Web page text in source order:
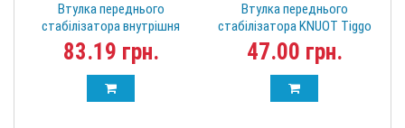
Втулка переднього
стабілізатора внутрішня
Dadi 4WD 91-2906028
83.19 грн.
Втулка переднього
стабілізатора KNUOT Tiggo
5 T21-2906013
47.00 грн.